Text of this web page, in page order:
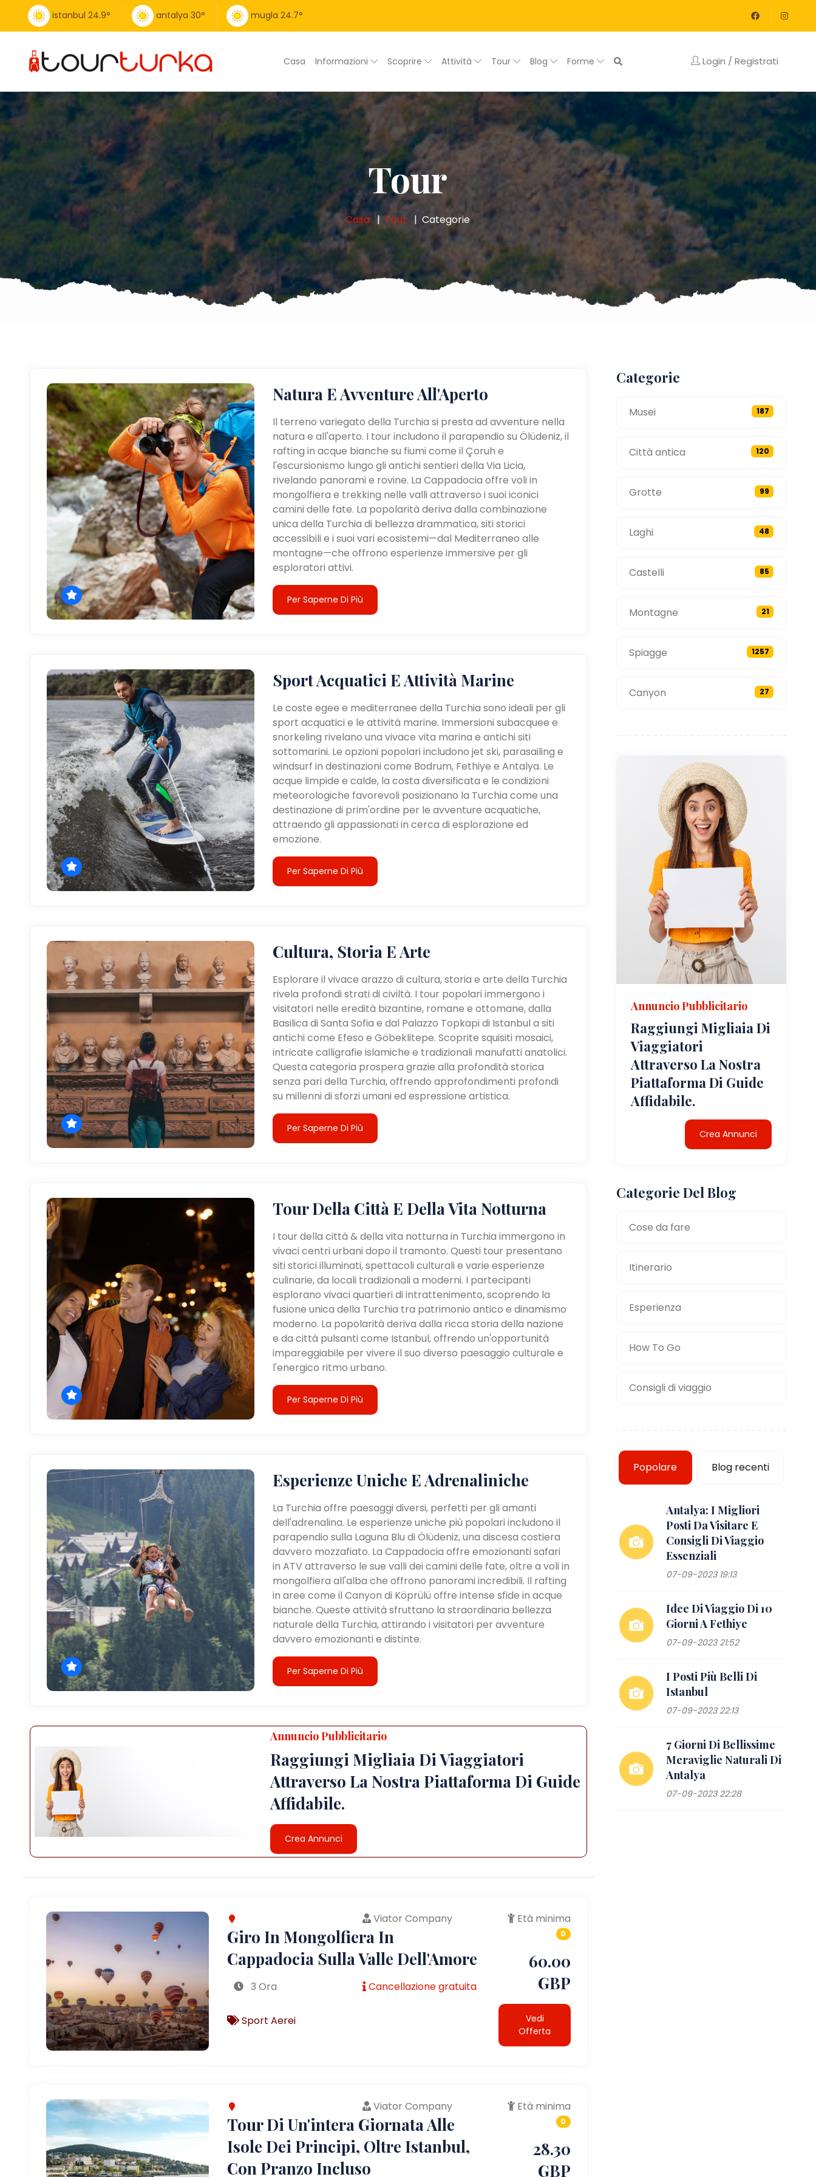
istanbul 24.9° antalya 30° mugla 24.7°
Casa Informazioni Scoprire Attività Tour Blog Forme Login / Registrati
Tour
Casa Tour Categorie
Natura E Avventure All'Aperto
Il terreno variegato della Turchia si presta ad avventure nella
natura e all'aperto. I tour includono il parapendio su Ölüdeniz, il
rafting in acque bianche su fiumi come il Çoruh e
l'escursionismo lungo gli antichi sentieri della Via Licia,
rivelando panorami e rovine. La Cappadocia offre voli in
mongolfiera e trekking nelle valli attraverso i suoi iconici
camini delle fate. La popolarità deriva dalla combinazione
unica della Turchia di bellezza drammatica, siti storici
accessibili e i suoi vari ecosistemi—dal Mediterraneo alle
montagne—che offrono esperienze immersive per gli
esploratori attivi.
Per Saperne Di Più
Sport Acquatici E Attività Marine
Le coste egee e mediterranee della Turchia sono ideali per gli
sport acquatici e le attività marine. Immersioni subacquee e
snorkeling rivelano una vivace vita marina e antichi siti
sottomarini. Le opzioni popolari includono jet ski, parasailing e
windsurf in destinazioni come Bodrum, Fethiye e Antalya. Le
acque limpide e calde, la costa diversificata e le condizioni
meteorologiche favorevoli posizionano la Turchia come una
destinazione di prim'ordine per le avventure acquatiche,
attraendo gli appassionati in cerca di esplorazione ed
emozione.
Per Saperne Di Più
Cultura, Storia E Arte
Esplorare il vivace arazzo di cultura, storia e arte della Turchia
rivela profondi strati di civiltà. I tour popolari immergono i
visitatori nelle eredità bizantine, romane e ottomane, dalla
Basilica di Santa Sofia e dal Palazzo Topkapi di Istanbul a siti
antichi come Efeso e Göbeklitepe. Scoprite squisiti mosaici,
intricate calligrafie islamiche e tradizionali manufatti anatolici.
Questa categoria prospera grazie alla profondità storica
senza pari della Turchia, offrendo approfondimenti profondi
su millenni di sforzi umani ed espressione artistica.
Per Saperne Di Più
Tour Della Città E Della Vita Notturna
I tour della città & della vita notturna in Turchia immergono in
vivaci centri urbani dopo il tramonto. Questi tour presentano
siti storici illuminati, spettacoli culturali e varie esperienze
culinarie, da locali tradizionali a moderni. I partecipanti
esplorano vivaci quartieri di intrattenimento, scoprendo la
fusione unica della Turchia tra patrimonio antico e dinamismo
moderno. La popolarità deriva dalla ricca storia della nazione
e da città pulsanti come Istanbul, offrendo un'opportunità
impareggiabile per vivere il suo diverso paesaggio culturale e
l'energico ritmo urbano.
Per Saperne Di Più
Esperienze Uniche E Adrenaliniche
La Turchia offre paesaggi diversi, perfetti per gli amanti
dell'adrenalina. Le esperienze uniche più popolari includono il
parapendio sulla Laguna Blu di Ölüdeniz, una discesa costiera
davvero mozzafiato. La Cappadocia offre emozionanti safari
in ATV attraverso le sue valli dei camini delle fate, oltre a voli in
mongolfiera all'alba che offrono panorami incredibili. Il rafting
in aree come il Canyon di Köprülü offre intense sfide in acque
bianche. Queste attività sfruttano la straordinaria bellezza
naturale della Turchia, attirando i visitatori per avventure
davvero emozionanti e distinte.
Per Saperne Di Più
Annuncio Pubblicitario
Raggiungi Migliaia Di Viaggiatori
Attraverso La Nostra Piattaforma Di Guide
Affidabile.
Crea Annunci
Viator Company
Giro In Mongolfiera In
Cappadocia Sulla Valle Dell'Amore
3 Ora Cancellazione gratuita
Sport Aerei
Età minima
0
60.00
GBP
Vedi
Offerta
Viator Company
Tour Di Un'intera Giornata Alle
Isole Dei Principi, Oltre Istanbul,
Con Pranzo Incluso
Età minima
0
28.30
GBP
Categorie
Musei 187
Città antica 120
Grotte 99
Laghi 48
Castelli 85
Montagne 21
Spiagge 1257
Canyon 27
Annuncio Pubblicitario
Raggiungi Migliaia Di
Viaggiatori
Attraverso La Nostra
Piattaforma Di Guide
Affidabile.
Crea Annunci
Categorie Del Blog
Cose da fare
Itinerario
Esperienza
How To Go
Consigli di viaggio
Popolare Blog recenti
Antalya: I Migliori
Posti Da Visitare E
Consigli Di Viaggio
Essenziali
07-09-2023 19:13
Idee Di Viaggio Di 10
Giorni A Fethiye
07-09-2023 21:52
I Posti Più Belli Di
Istanbul
07-09-2023 22:13
7 Giorni Di Bellissime
Meraviglie Naturali Di
Antalya
07-09-2023 22:28